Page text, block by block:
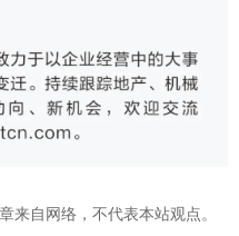
来自网络，不代表本站观点。